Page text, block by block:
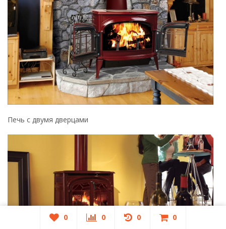
Печь в современном интерьере
Обзор на чугунную печь:
0 0 0 0